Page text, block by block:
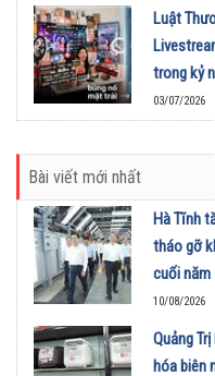
Luật
trong kỷ
03/07/2026
Bài viết mới nhất
Hà Tĩnh
tháo gỡ
cuối năm
10/08/2026
Quảng
hóa biên